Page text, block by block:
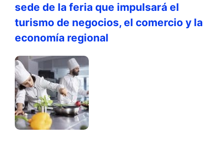
sede de la feria que impulsará el
turismo de negocios, el comercio y la
economía regional